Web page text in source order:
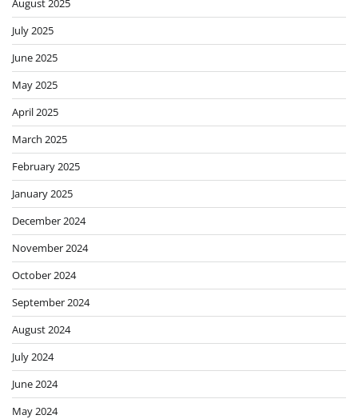
August 2025
July 2025
June 2025
May 2025
April 2025
March 2025
February 2025
January 2025
December 2024
November 2024
October 2024
September 2024
August 2024
July 2024
June 2024
May 2024